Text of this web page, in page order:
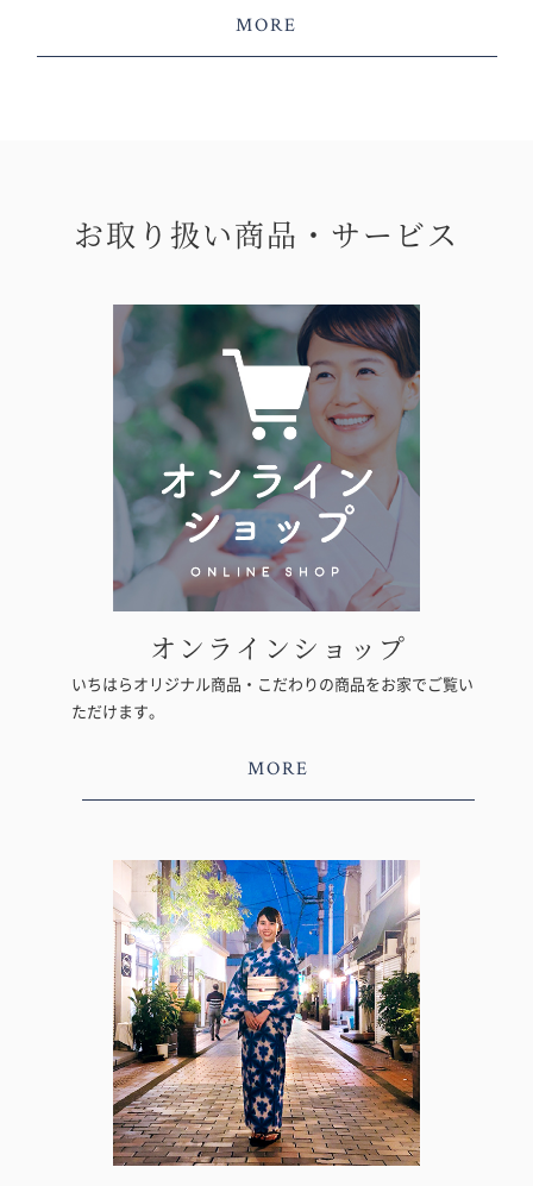
MORE
お取り扱い商品・サービス
オンラインショップ
いちはらオリジナル商品・こだわりの商品をお家でご覧い
ただけます。
MORE